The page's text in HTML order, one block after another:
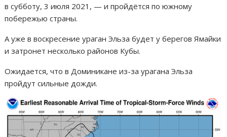
в субботу, 3 июля 2021, — и пройдётся по южному
побережью страны.
А уже в воскресение ураган Эльза будет у берегов Ямайки
и затронет несколько районов Кубы.
Ожидается, что в Доминикане из-за урагана Эльза
пройдут сильные дожди.